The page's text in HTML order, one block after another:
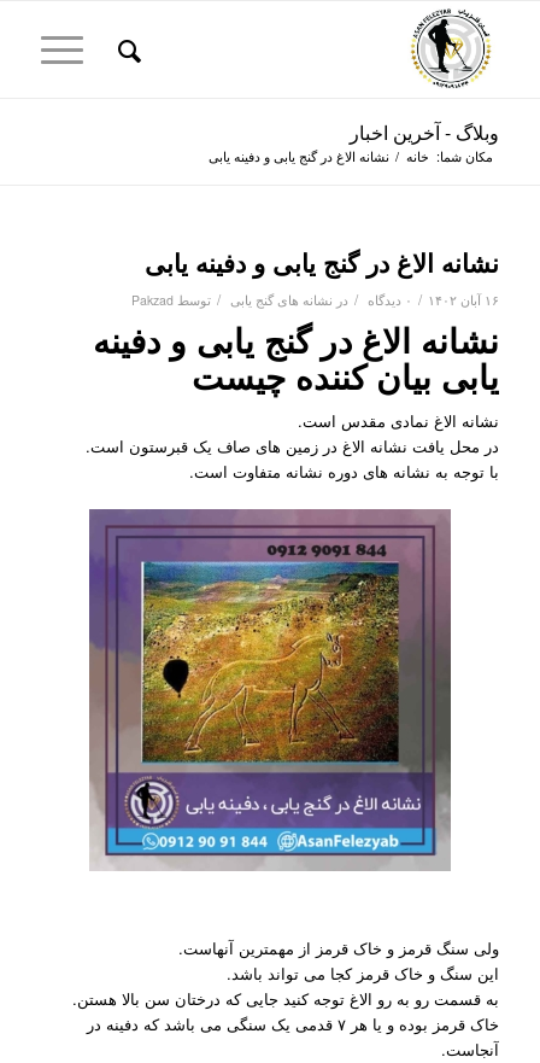
وبلاگ - آخرین اخبار
مکان شما: خانه / نشانه الاغ در گنج یابی و دفینه یابی
نشانه الاغ در گنج یابی و دفینه یابی
۱۶ آبان ۱۴۰۲ / ۰ دیدگاه / در نشانه های گنج یابی / توسط Pakzad
نشانه الاغ در گنج یابی و دفینه
یابی بیان کننده چیست
نشانه الاغ نمادی مقدس است.
در محل یافت نشانه الاغ در زمین های صاف یک قبرستون است.
با توجه به نشانه های دوره نشانه متفاوت است.
ولی سنگ قرمز و خاک قرمز از مهمترین آنهاست.
این سنگ و خاک قرمز کجا می تواند باشد.
به قسمت رو به رو الاغ توجه کنید جایی که درختان سن بالا هستن.
خاک قرمز بوده و یا هر ۷ قدمی یک سنگی می باشد که دفینه در
آنجاست.